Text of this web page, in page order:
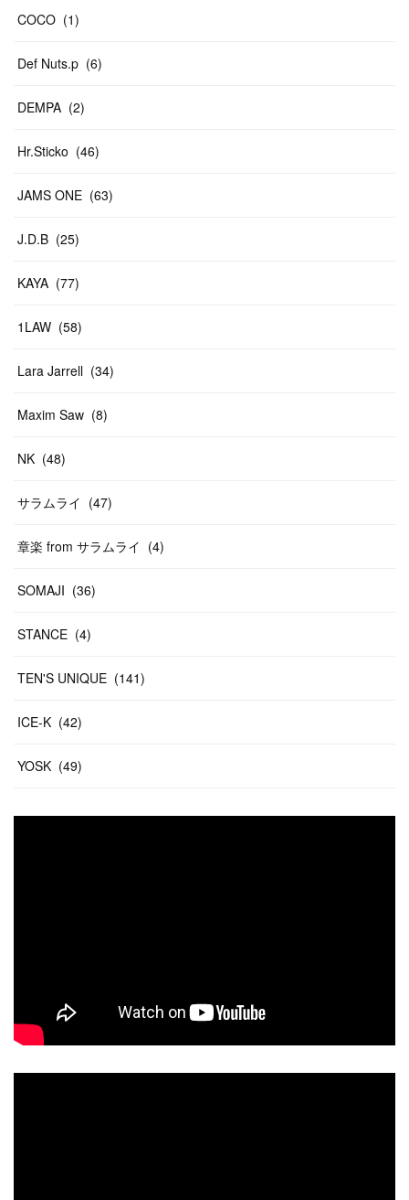
COCO (1)
Def Nuts.p (6)
DEMPA (2)
Hr.Sticko (46)
JAMS ONE (63)
J.D.B (25)
KAYA (77)
1LAW (58)
Lara Jarrell (34)
Maxim Saw (8)
NK (48)
サラムライ (47)
章楽 from サラムライ (4)
SOMAJI (36)
STANCE (4)
TEN'S UNIQUE (141)
ICE-K (42)
YOSK (49)